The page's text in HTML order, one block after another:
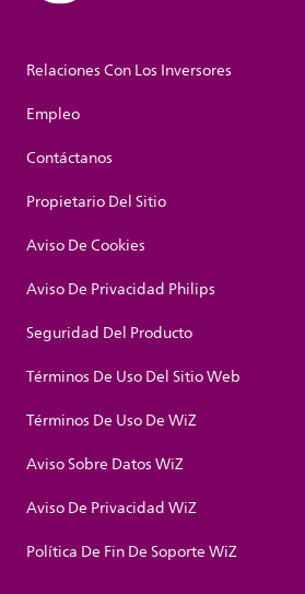
Relaciones Con Los Inversores
Empleo
Contáctanos
Propietario Del Sitio
Aviso De Cookies
Aviso De Privacidad Philips
Seguridad Del Producto
Términos De Uso Del Sitio Web
Términos De Uso De WiZ
Aviso Sobre Datos WiZ
Aviso De Privacidad WiZ
Política De Fin De Soporte WiZ